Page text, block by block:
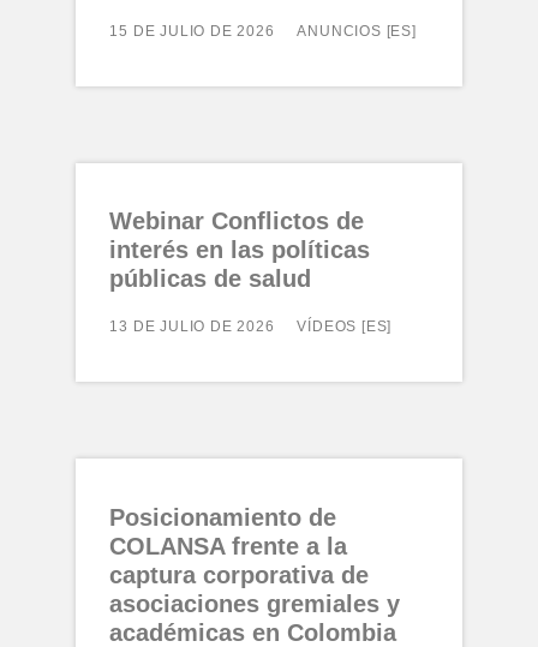
15 DE JULIO DE 2026 ANUNCIOS [ES]
Webinar Conflictos de
interés en las políticas
públicas de salud
13 DE JULIO DE 2026 VÍDEOS [ES]
Posicionamiento de
COLANSA frente a la
captura corporativa de
asociaciones gremiales y
académicas en Colombia